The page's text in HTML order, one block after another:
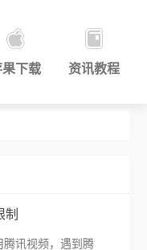
果下载 资讯教程
制
腾讯视频，遇到腾